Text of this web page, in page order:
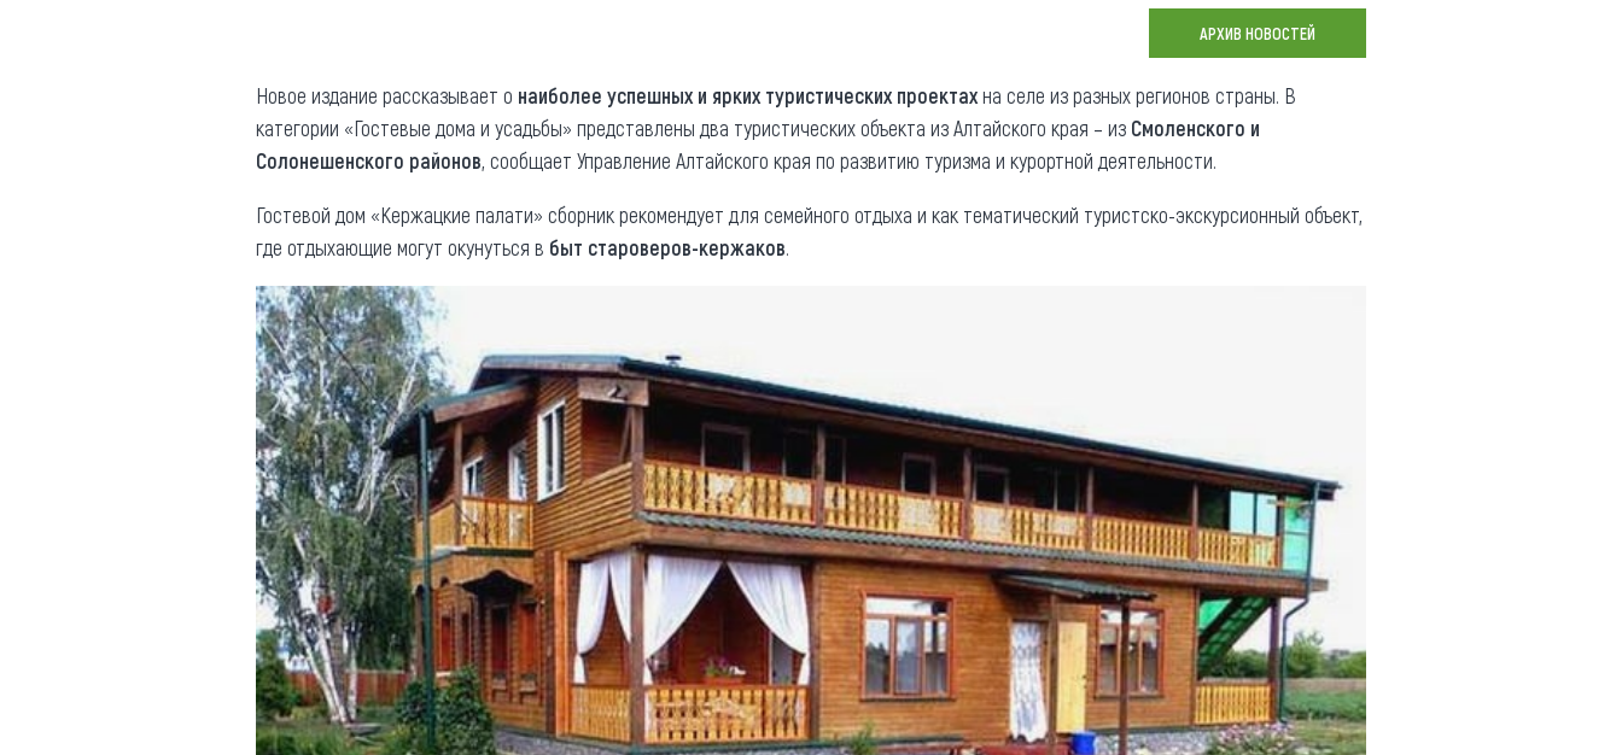
Придорожные кафе
Новости
Что привезти (сувениры)
Общая информация
Как добраться
Люди, прославившие Алтай
Карты и буклеты
Коллекция впечатлений
Блог путешественника
Другие рубрики
Реестр туроператоров
Реестр туристических
агентств Алтайского края
Обращения граждан
Противодействие коррупции
АРХИВ НОВОСТЕЙ
Новое издание рассказывает о наиболее успешных и ярких туристических проектахна селе из разных регионов страны. В
категории «Гостевые дома и усадьбы» представлены два туристических объекта из Алтайского края – из Смоленского и
Солонешенского районов, сообщает Управление Алтайского края по развитию туризма и курортной деятельности.
Гостевой дом «Кержацкие палати» сборник рекомендует для семейного отдыха и как тематический туристско-экскурсионный объект,
где отдыхающие могут окунуться в быт староверов-кержаков.